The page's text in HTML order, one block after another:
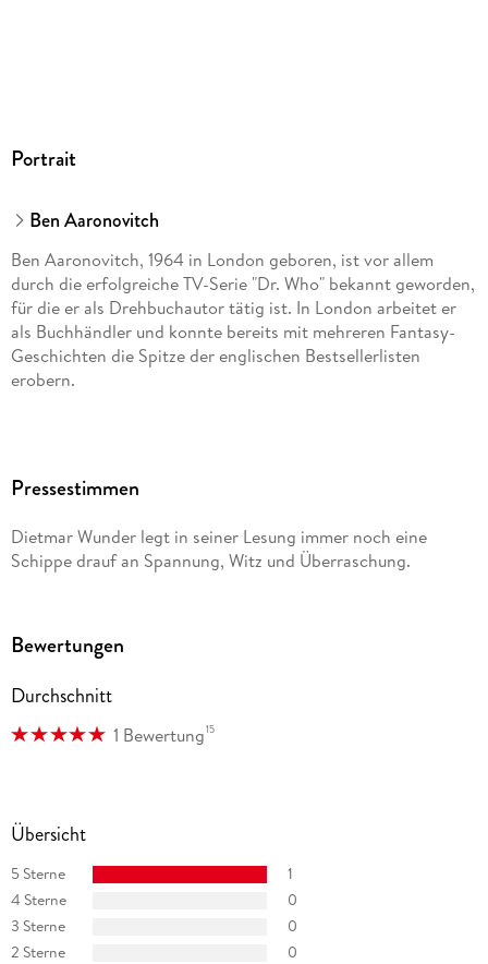
Portrait
Ben Aaronovitch
Ben Aaronovitch, 1964 in London geboren, ist vor allem
durch die erfolgreiche TV-Serie "Dr. Who" bekannt geworden,
für die er als Drehbuchautor tätig ist. In London arbeitet er
als Buchhändler und konnte bereits mit mehreren Fantasy-
Geschichten die Spitze der englischen Bestsellerlisten
erobern.
Pressestimmen
Dietmar Wunder legt in seiner Lesung immer noch eine
Schippe drauf an Spannung, Witz und Überraschung.
Bewertungen
Durchschnitt
1 Bewertung15
Übersicht
5 Sterne
1
4 Sterne
0
3 Sterne
0
2 Sterne
0